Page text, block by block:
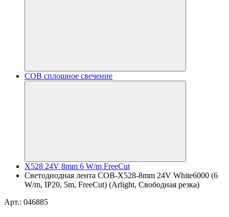
COB сплошное свечение
X528 24V 8mm 6 W/m FreeCut
Светодиодная лента COB-X528-8mm 24V White6000 (6
W/m, IP20, 5m, FreeCut) (Arlight, Свободная резка)
Арт.: 046885